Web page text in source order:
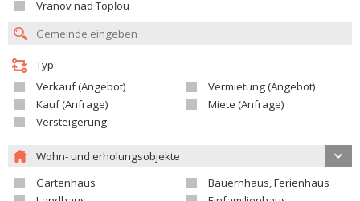
Vranov nad Topľou
Typ
Verkauf (Angebot)
Vermietung (Angebot)
Kauf (Anfrage)
Miete (Anfrage)
Versteigerung
Wohn- und erholungsobjekte
Gartenhaus
Bauernhaus, Ferienhaus